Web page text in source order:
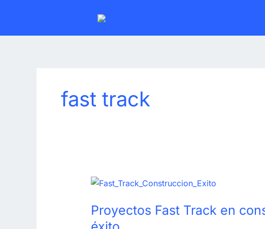
fast track
Proyectos Fast Track en
Proyectos
Track
en